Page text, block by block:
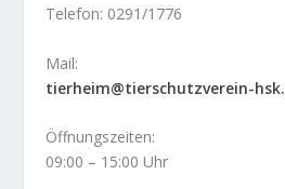
Telefon: 0291/1776
Mail:
tierheim@tierschutzverein-
Öffnungszeiten:
09:00 – 15:00 Uhr